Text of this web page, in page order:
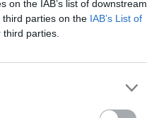
on the IAB’s list of downstream
parties on the IAB’s List of
parties.